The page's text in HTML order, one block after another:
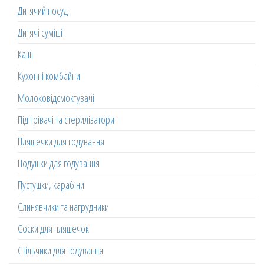
Дитячий посуд
Дитячі суміші
Каші
Кухонні комбайни
Молоковідсмоктувачі
Підігрівачі та стерилізатори
Пляшечки для годування
Подушки для годування
Пустушки, карабіни
Слинявчики та нагрудники
Соски для пляшечок
Стільчики для годування